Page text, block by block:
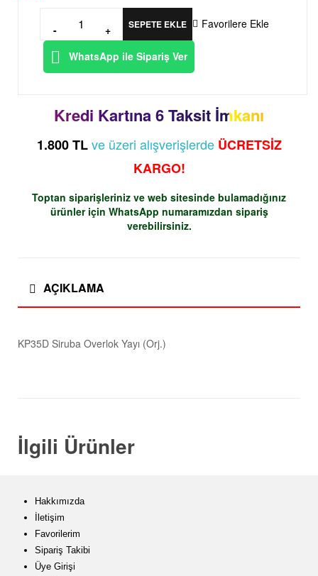
- + SEPETE EKLE Favorilere Ekle
WhatsApp ile Sipariş Ver
Kredi Kartına 6 Taksit İmkanı
1.800 TLve üzeri alışverişlerde ÜCRETSİZ
KARGO!
Toptan siparişleriniz ve web sitesinde bulamadığınız
ürünler için WhatsApp numaramızdan sipariş
verebilirsiniz.
AÇIKLAMA
KP35D Siruba Overlok Yayı (Orj.)
İlgili Ürünler
Hakkımızda
İletişim
Favorilerim
Sipariş Takibi
Üye Girişi